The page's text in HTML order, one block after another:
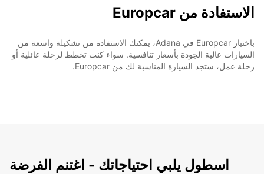
الاستفادة من Europcar
باختيار Europcar في Adana، يمكنك الاستفادة من تشكيلة واسعة من
السيارات عالية الجودة بأسعار تنافسية. سواء كنت تخطط لرحلة عائلية أو
رحلة عمل، ستجد السيارة المناسبة لك من Europcar.
اسطول يلبي احتياجاتك - اغتنم الفرضة